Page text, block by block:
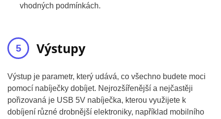
vhodných podmínkách.
Výstupy
Výstup je parametr, který udává, co všechno budete moci
pomocí nabíječky dobíjet. Nejrozšířenější a nejčastěji
pořizovaná je USB 5V nabíječka, kterou využijete k
dobíjení různé drobnější elektroniky, například mobilního